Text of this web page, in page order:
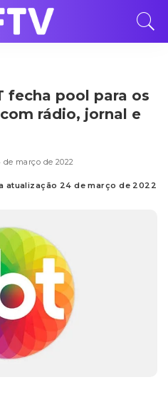
fecha pool para os
rádio, jornal e
de março de 2022
atualização 24 de março de 2022